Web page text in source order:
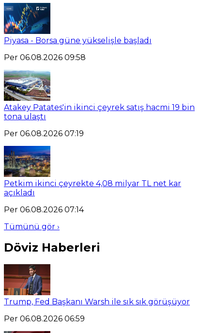
Piyasa - Borsa güne yükselişle başladı
Per 06.08.2026 09:58
Atakey Patates'in ikinci çeyrek satış hacmi 19 bin
tona ulaştı
Per 06.08.2026 07:19
Petkim ikinci çeyrekte 4,08 milyar TL net kar
açıkladı
Per 06.08.2026 07:14
Tümünü gör ›
Döviz Haberleri
Trump, Fed Başkanı Warsh ile sık sık görüşüyor
Per 06.08.2026 06:59